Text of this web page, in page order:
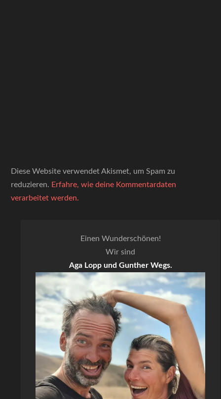
Diese Website verwendet Akismet, um Spam zu
reduzieren. Erfahre, wie deine Kommentardaten
verarbeitet werden.
Einen Wunderschönen!
Wir sind
Aga Lopp und Gunther Wegs.